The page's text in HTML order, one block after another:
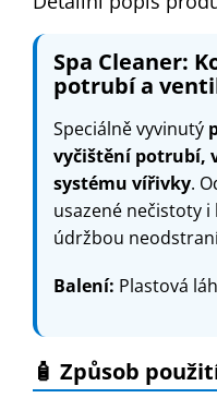
Spa Cleaner:
potrubí a
Speciálně vyvinutý
vyčištění potrubí,
systému vířivky.
usazené nečistoty
údržbou
Balení: Plastová
🧴 Způsob